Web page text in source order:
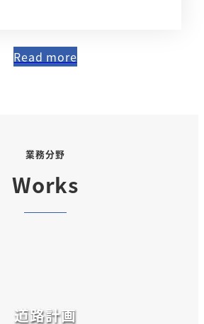
Read more
業務分野
Works
道路計画